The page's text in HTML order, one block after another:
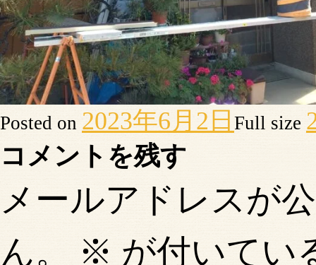
Posted on 2023年6月2日 Full size
コメントを残す
メールアドレスが
ん。
※ が付いてい